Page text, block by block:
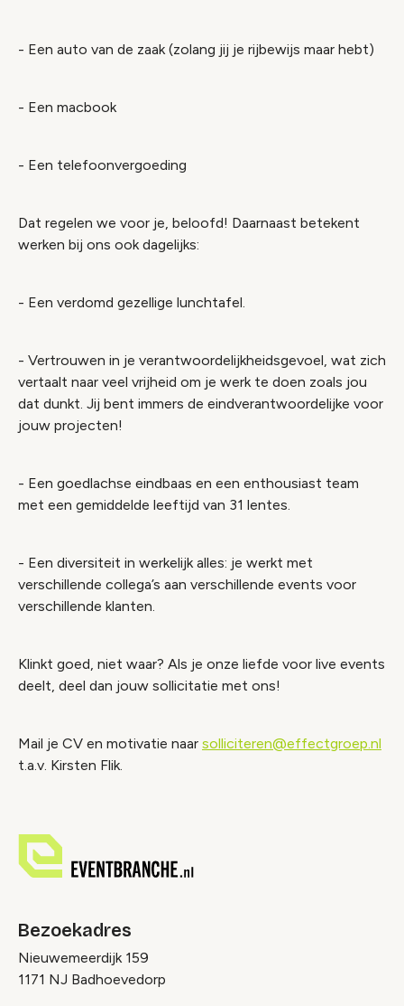
- Een auto van de zaak (zolang jij je rijbewijs maar hebt)
- Een macbook
- Een telefoonvergoeding
Dat regelen we voor je, beloofd! Daarnaast betekent
werken bij ons ook dagelijks:
- Een verdomd gezellige lunchtafel.
- Vertrouwen in je verantwoordelijkheidsgevoel, wat zich
vertaalt naar veel vrijheid om je werk te doen zoals jou
dat dunkt. Jij bent immers de eindverantwoordelijke voor
jouw projecten!
- Een goedlachse eindbaas en een enthousiast team
met een gemiddelde leeftijd van 31 lentes.
- Een diversiteit in werkelijk alles: je werkt met
verschillende collega’s aan verschillende events voor
verschillende klanten.
Klinkt goed, niet waar? Als je onze liefde voor live events
deelt, deel dan jouw sollicitatie met ons!
Mail je CV en motivatie naar solliciteren@effectgroep.nl
t.a.v. Kirsten Flik.
Bezoekadres
Nieuwemeerdijk 159
1171 NJ Badhoevedorp